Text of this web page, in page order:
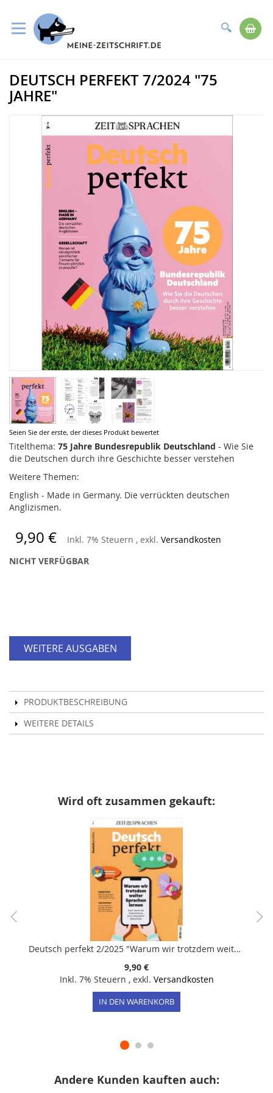
Suche
zum
Inhalt
Seien Sie der erste, der dieses Produkt bewertet
Titelthema: 75 Jahre Bundesrepublik Deutschland - Wie Sie
die Deutschen durch ihre Geschichte besser verstehen
Weitere Themen:
English - Made in Germany. Die verrückten deutschen
Anglizismen.
9,90 € Inkl. 7% Steuern , exkl. Versandkosten
NICHT VERFÜGBAR
WEITERE AUSGABEN
PRODUKTBESCHREIBUNG
WEITERE DETAILS
Zum
Ende
der
Bildergalerie
DEUTSCH PERFEKT 7/2024 "75
JAHRE"
Zum
Anfang
der
springen
Wird oft zusammen gekauft:
Deutsch perfekt 2/2025 "Warum wir trotzdem weiter Sprachen lernen"
9,90 €
Inkl. 7% Steuern , exkl. Versandkosten
IN DEN WARENKORB
Andere Kunden kauften auch: